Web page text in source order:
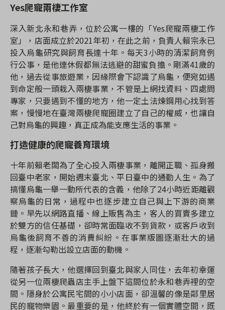
Yes爬寵兩棲工作室
深入新北永和巷弄，位於公寓一樓的「Yes爬寵兩棲工作
室」，店面成立於2021年初，在此之前，負責人賴宗永已
投入烏龜研究與飼育長達十年。每天3小時的清潔飼育例
行公事，是他連休假都無法逃避的甜蜜負擔。剛滿41歲的
他，過去從事旅遊業，因緣際會下認識了烏龜，便宛如遇
到命定般一頭栽入兩棲事業，不管是上網找資料、四處問
專家，只要遇到不懂的地方，他一定土法煉鋼用心找到答
案，慢慢地在臺灣兩棲爬寵圈建立了自己的權威，也讓自
己對烏龜的興趣，真正成為能支應生活的事業。
打造健康的爬寵養育環境
十年前賴老闆為了全心投入兩棲事業，離開正職、孤身搬
回臺中老家，開始週末臺北、平日臺中的通勤人生。為了
搞懂烏龜一舉一動所代表的含義，他除了24小時近距離觀
察烏龜的日常，過程中也逐步建立自己與上下游的商業
鏈。早先以網路直播、線上販售為主，客人的買賣多建立
於雙方的信任基礎，卻時常面臨收不到貨款，或客戶收到
烏龜後飼育不善的消費糾紛。在事業版圖逐漸壯大的過
程，逐漸勾勒出設立店面的動機。
隨著孩子長大，他選擇回到臺北與家人同住，去年初幸運
從另一位兩棲爬蟲店主手上盤下這間位於永和巷弄裡的空
間。隱身於公寓民宅間的小小店面，卻溫馨的像是鄰里居
民的寵物樂園。最重要的是，他終於有一個實體空間，既